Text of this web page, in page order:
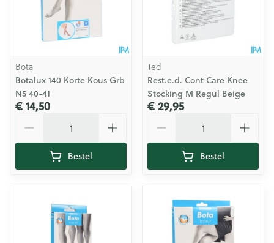
Bota
Botalux 140 Korte Kous Grb
N5 40-41
€ 14,50
Bestel
Ted
Rest.e.d. Cont Care Knee
Stocking M Regul Beige
€ 29,95
Bestel